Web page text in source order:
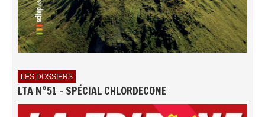
LES DOSSIERS
LTA N°51 - SPÉCIAL CHLORDECONE